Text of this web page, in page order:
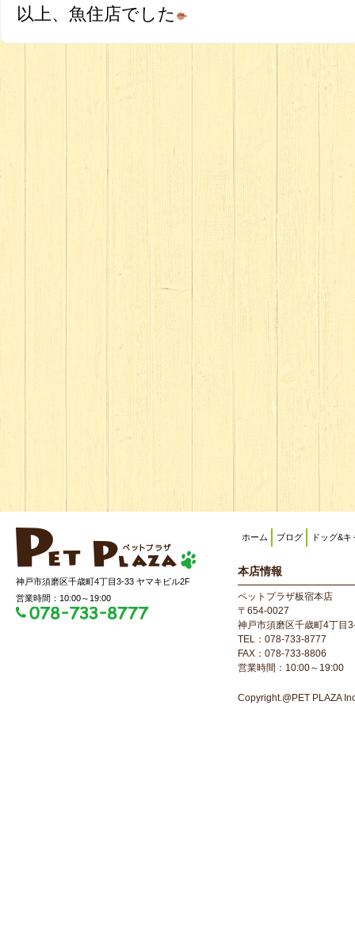
以上、魚住店でした
神戸市須磨区千歳町4丁目3-33 ヤマキビル2F
営業時間：10:00～19:00
ホーム ブログ ドッグ&キ
本店情報
ペットプラザ板宿本店
〒654-0027
神戸市須磨区千歳町4丁目
TEL：078-733-8777
FAX：078-733-8806
営業時間：10:00～19:00
Copyright.@PET PLAZA